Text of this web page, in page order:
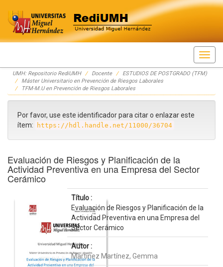
Skip
navigation
UMH: Repositorio RediUMH Docente
ESTUDIOS DE POSTGRADO (TFM)
Máster Universitario en Prevención de Riesgos Laborales
TFM-M.U en Prevención de Riesgos Laborales
Por favor, use este identificador para citar o enlazar este
ítem:
https://hdl.handle.net/11000/36704
Evaluación de Riesgos y Planificación de la
Actividad Preventiva en una Empresa del Sector
Cerámico
Título :
Evaluación de Riesgos y Planificación de la
Actividad Preventiva en una Empresa del
Sector Cerámico
Autor :
Martínez Martínez, Gemma